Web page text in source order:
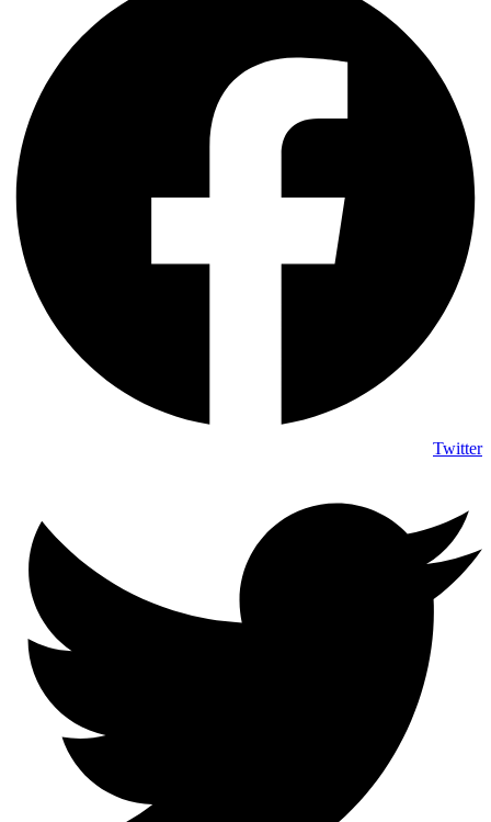
Twitter